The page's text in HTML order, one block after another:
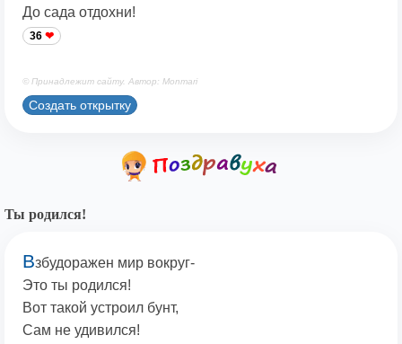
До сада отдохни!
36
© Принадлежит сайту. Автор: Monmari
Создать открытку
Ты родился!
Взбудоражен мир вокруг-
Это ты родился!
Вот такой устроил бунт,
Сам не удивился!